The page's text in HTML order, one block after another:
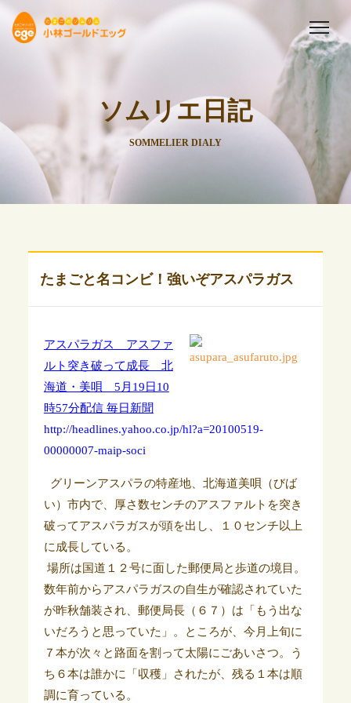
ソムリエ日記
SOMMELIER DIALY
たまごと名コンビ！強いぞアスパラガス
アスパラガス アスファ
ルト突き破って成長 北
海道・美唄 5月19日10
時57分配信 毎日新聞
http://headlines.yahoo.co.jp/hl?a=20100519-
00000007-maip-soci
グリーンアスパラの特産地、北海道美唄（びば
い）市内で、厚さ数センチのアスファルトを突き
破ってアスパラガスが頭を出し、１０センチ以上
に成長している。
場所は国道１２号に面した郵便局と歩道の境目。
数年前からアスパラガスの自生が確認されていた
が昨秋舗装され、郵便局長（６７）は「もう出な
いだろうと思っていた」。ところが、今月上旬に
７本が次々と路面を割って太陽にごあいさつ。う
ち６本は誰かに「収穫」されたが、残る１本は順
調に育っている。